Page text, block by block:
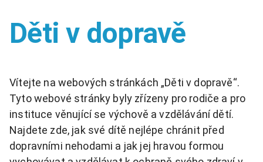
Děti v dopravě
Vítejte na webových stránkách „Děti v dopravě“.
Tyto webové stránky byly zřízeny pro rodiče a pro
instituce věnující se výchově a vzdělávání dětí.
Najdete zde, jak své dítě nejlépe chránit před
dopravními nehodami a jak jej hravou formou